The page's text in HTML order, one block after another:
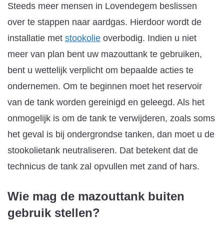
Steeds meer mensen in Lovendegem beslissen
over te stappen naar aardgas. Hierdoor wordt de
installatie met stookolie overbodig. Indien u niet
meer van plan bent uw mazouttank te gebruiken,
bent u wettelijk verplicht om bepaalde acties te
ondernemen. Om te beginnen moet het reservoir
van de tank worden gereinigd en geleegd. Als het
onmogelijk is om de tank te verwijderen, zoals soms
het geval is bij ondergrondse tanken, dan moet u de
stookolietank neutraliseren. Dat betekent dat de
technicus de tank zal opvullen met zand of hars.
Wie mag de mazouttank buiten
gebruik stellen?